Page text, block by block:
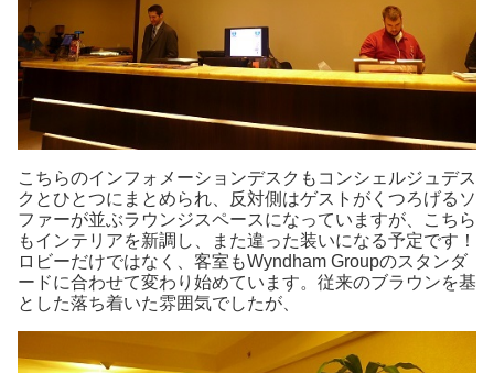
こちらのインフォメーションデスクもコンシェルジュデス
クとひとつにまとめられ、反対側はゲストがくつろげるソ
ファーが並ぶラウンジスペースになっていますが、こちら
もインテリアを新調し、また違った装いになる予定です！
ロビーだけではなく、客室もWyndham Groupのスタンダ
ードに合わせて変わり始めています。従来のブラウンを基
とした落ち着いた雰囲気でしたが、